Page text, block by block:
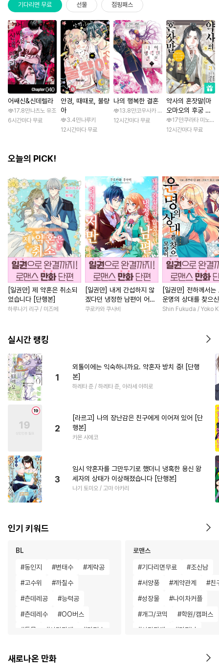
기다리면 무료 선물 점핑패스
어쌔신&신데렐라
17.8만나츠노 유조
6시간마다 무료
안경, 때때로, 불량
아
3.4만나루키
12시간마다 무료
나의 행복한 결혼
13.8만코우사카 리토 / 아기토기 아쿠미
12시간마다 무료
약사의 혼잣말(마
오마오의 후궁 수
수께끼 풀이수첩)
17만쿠라타 미노지
12시간마다 무료
오늘의 PICK!
[일권만] 제 약혼은 취소되
었습니다 [단행본]
하루나기 리구 / 미즈메
[일권만] 내게 간섭하지 않
겠다던 냉정한 남편이 어째
선지 저만 바라봅니다 [단행
쿠로카와 쿠사비
[일권만] 전하께서는
운명의 상대를 찾으
이네요 (웃음) [단행
Shin Fukuda / Yoko
실시간 랭킹
1
외톨이에는 익숙하니까요. 약혼자 방치 중! [단행
본]
하레타 준 / 하레타 준, 아라세 야히로
2
[라르고] 나의 장난감은 친구에게 이어져 있어 [단
행본]
카몬 사에코
3
임시 약혼자를 그만두기로 했더니 냉혹한 용신 왕
세자의 상태가 이상해졌습니다 [단행본]
나기 토미오 / 고마 아카리
인기 키워드
BL
#동인지 #변태수 #계략공
#고수위 #까칠수
#츤데레공 #능력공
#츤데레수 #OO버스
#동물 #삼각관계 #다정수
#직진공 #평범수
로맨스
#기다리면무료 #조신남
#서양풍 #계약관계 #친
#성장물 #나이차커플
#개그/코믹 #학원/캠퍼스
#삼각관계 #다정남
사제관
새로나온 만화